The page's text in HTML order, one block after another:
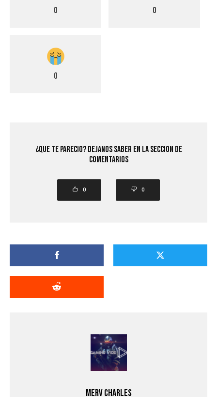
0 0
0
¿Que Te Parecio? Dejanos saber en la seccion de
comentarios
0 0
Merv Charles